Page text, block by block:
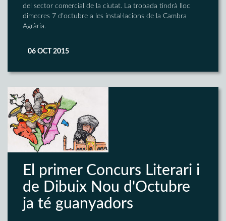
del sector comercial de la ciutat. La trobada tindrà lloc
dimecres 7 d'octubre a les instal·lacions de la Cambra
Agrària.
06 OCT 2015
El primer Concurs Literari i
de Dibuix Nou d'Octubre
ja té guanyadors